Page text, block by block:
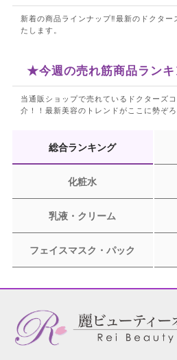
新着の商品ラインナップ‼最新のドクター
たします。
★今週の売れ筋商品ラン
当通販ショップで売れているドクターズ
介！！最新美容のトレンドがここに勢ぞろ
総合ランキング
化粧水
乳液・クリーム
フェイスマスク・パック